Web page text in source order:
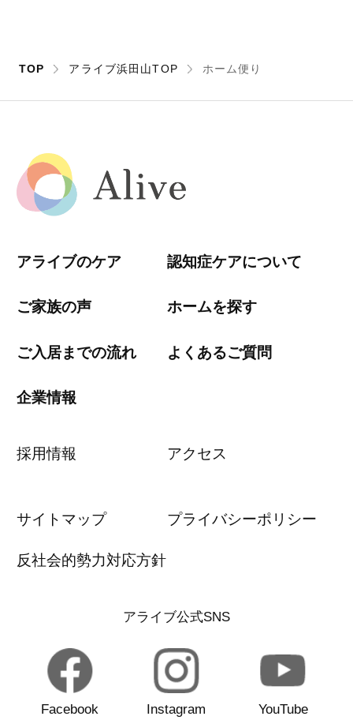
TOP アライブ浜田山TOP ホーム便り
アライブのケア 認知症ケアについて
ご家族の声 ホームを探す
ご入居までの流れ よくあるご質問
企業情報
採用情報 アクセス
サイトマップ プライバシーポリシー
反社会的勢力対応方針
アライブ公式SNS
Facebook Instagram YouTube